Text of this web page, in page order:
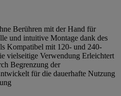
Berühren mit der Hand für
und intuitive Montage dank des
Kompatibel mit 120- und 240-
vielseitige Verwendung Erleichtert
Begrenzung der
für die dauerhafte Nutzung